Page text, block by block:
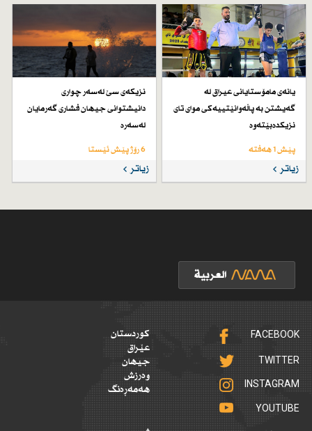
یانەی مامۆستایانی عیراق لە
گەیشتن بە پاڵەوانێتییەكی موای تای
نزیكدەبێتەوە
پێش 1 هەفتە
زیاتر
نزیكەی سێ لەسەر چواری
دانیشتوانی جیهان فشاری گەرمایان
لەسەرە
6 رۆژ پێش ئێستا
زیاتر
FACEBOOK
TWITTER
INSTAGRAM
YOUTUBE
کوردستان
عێراق
جیهان
وەرزش
هەمەڕەنگ